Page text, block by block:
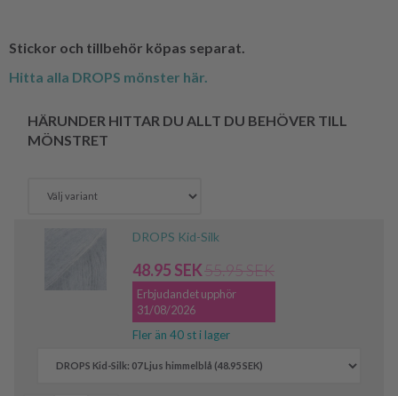
Stickor och tillbehör köpas separat.
Hitta alla DROPS mönster här.
HÄRUNDER HITTAR DU ALLT DU BEHÖVER TILL
MÖNSTRET
DROPS Kid-Silk
48.95 SEK55.95 SEK
Erbjudandet upphör
31/08/2026
Fler än 40 st i lager